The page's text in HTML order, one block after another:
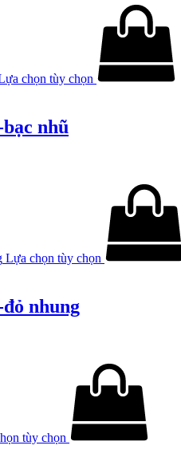
chọn tùy chọn
nhũ
Lựa chọn tùy chọn
nhung
tùy chọn